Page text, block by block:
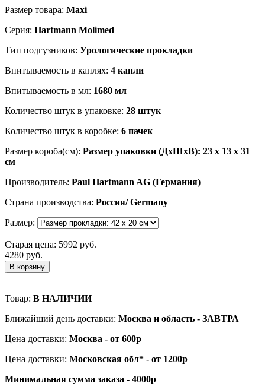
Размер товара: Maxi
Серия: Hartmann Molimed
Тип подгузников: Урологические прокладки
Впитываемость в каплях: 4 капли
Впитываемость в мл: 1680 мл
Количество штук в упаковке: 28 штук
Количество штук в коробке: 6 пачек
Размер короба(см): Размер упаковки (ДхШхВ): 23 x 13 x 31
см
Производитель: Paul Hartmann AG (Германия)
Страна производства: Россия/ Germany
Размер:
Старая цена: 5992 руб.
4280 руб.
В корзину
Товар: В НАЛИЧИИ
Ближайший день доставки: Москва и область - ЗАВТРА
Цена доставки: Москва - от 600р
Цена доставки: Московская обл* - от 1200р
Минимальная сумма заказа - 4000р